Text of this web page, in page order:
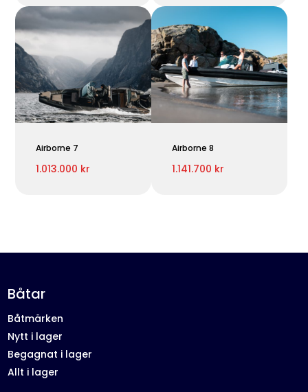
Airborne 7
1.013.000 kr
Airborne 8
1.141.700 kr
Båtar
Båtmärken
Nytt i lager
Begagnat i lager
Allt i lager